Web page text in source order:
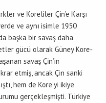
ve Koreliler Çin’e Karşı
ve aynı isimle 1950
başka bir savaş daha
gücü olarak Güney Kore-
savaş Çin’in
etmiş, ancak Çin sanki
hem de Kore’yi ikiye
gerçekleşmişti. Türkiye